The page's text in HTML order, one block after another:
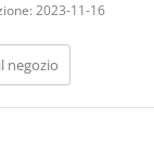
2023-11-16
negozio